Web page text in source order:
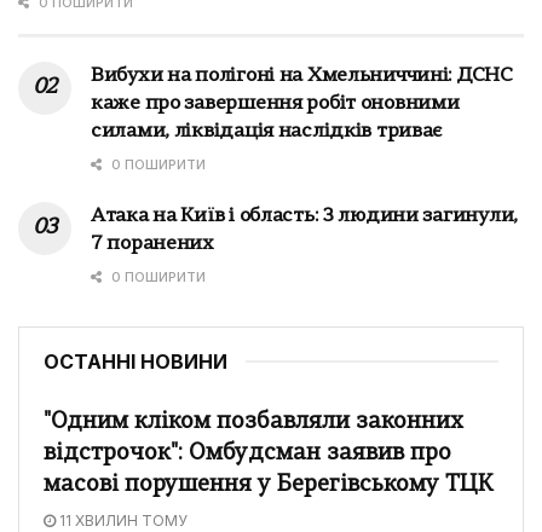
Вибухи на полігоні на Хмельниччині: ДСНС
каже про завершення робіт оновними
силами, ліквідація наслідків триває
0 ПОШИРИТИ
Атака на Київ і область: 3 людини загинули,
7 поранених
0 ПОШИРИТИ
ОСТАННІ НОВИНИ
"Одним кліком позбавляли законних
відстрочок": Омбудсман заявив про
масові порушення у Берегівському ТЦК
11 ХВИЛИН ТОМУ